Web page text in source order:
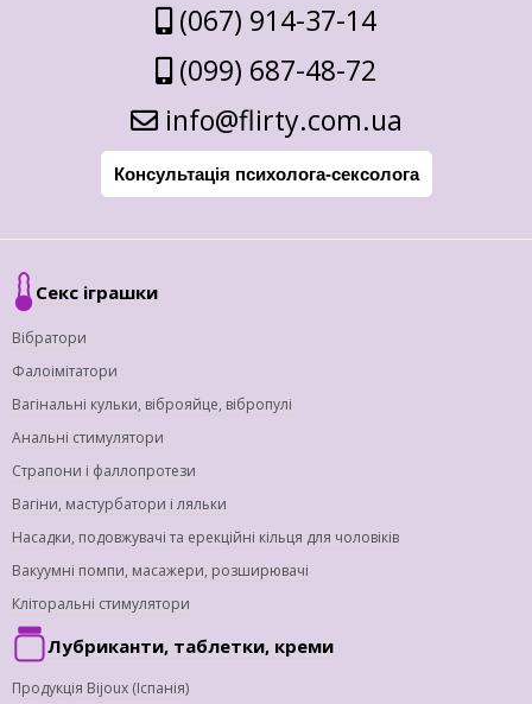
(067) 914-37-14
(099) 687-48-72
info@flirty.com.ua
Консультація психолога-сексолога
Секс іграшки
Вібратори
Фалоімітатори
Вагінальні кульки, віброяйце, вібропулі
Анальні стимулятори
Страпони і фаллопротези
Вагіни, мастурбатори і ляльки
Насадки, подовжувачі та ерекційні кільця для чоловіків
Вакуумні помпи, масажери, розширювачі
Кліторальні стимулятори
Лубриканти, таблетки, креми
Продукція Bijoux (Іспанія)